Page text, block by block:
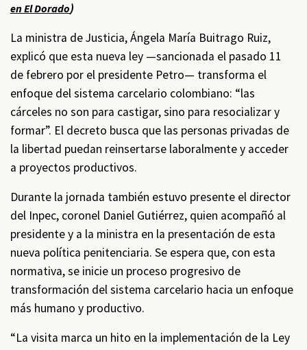
en El Dorado)
La ministra de Justicia, Ángela María Buitrago Ruiz,
explicó que esta nueva ley —sancionada el pasado 11
de febrero por el presidente Petro— transforma el
enfoque del sistema carcelario colombiano: “las
cárceles no son para castigar, sino para resocializar y
formar”. El decreto busca que las personas privadas de
la libertad puedan reinsertarse laboralmente y acceder
a proyectos productivos.
Durante la jornada también estuvo presente el director
del Inpec, coronel Daniel Gutiérrez, quien acompañó al
presidente y a la ministra en la presentación de esta
nueva política penitenciaria. Se espera que, con esta
normativa, se inicie un proceso progresivo de
transformación del sistema carcelario hacia un enfoque
más humano y productivo.
“La visita marca un hito en la implementación de la Ley